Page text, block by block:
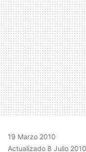
19 Marzo 2010
Actualizado 8 Julio